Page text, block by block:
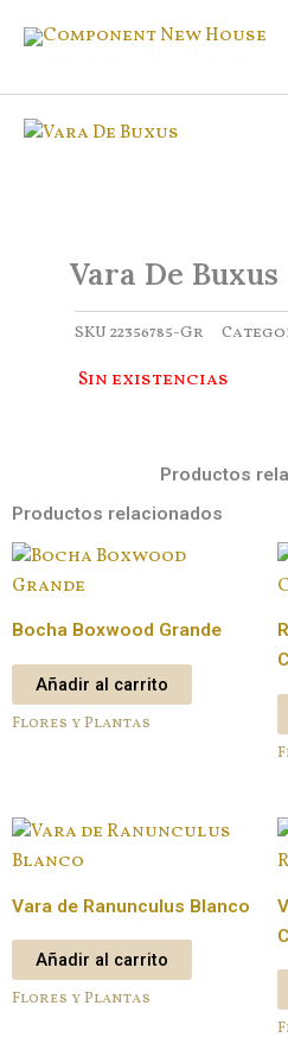
Vara De Buxus
SKU 22356785-Gr
Sin existencias
Productos
Productos relacionados
Bocha Boxwood Grande
Añadir al carrito
Flores y Plantas
Vara de Ranunculus Blanco
Añadir al carrito
Flores y Plantas